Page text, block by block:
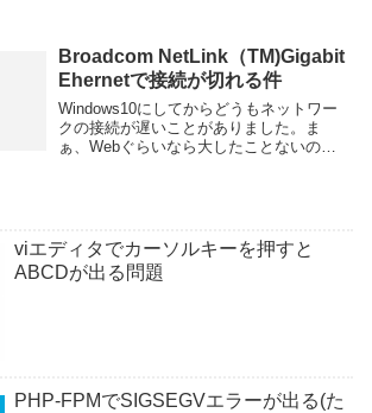
Broadcom NetLink（TM)Gigabit
Ehernetで接続が切れる件
Windows10にしてからどうもネットワー
クの接続が遅いことがありました。ま
ぁ、Webぐらいなら大したことないので
viエディタでカーソルキーを押すと
ABCDが出る問題
PHP-FPMでSIGSEGVエラーが出る(た